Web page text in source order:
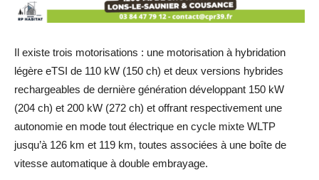
Il existe trois motorisations : une motorisation à hybridation
légère eTSI de 110 kW (150 ch) et deux versions hybrides
rechargeables de dernière génération développant 150 kW
(204 ch) et 200 kW (272 ch) et offrant respectivement une
autonomie en mode tout électrique en cycle mixte WLTP
jusqu’à 126 km et 119 km, toutes associées à une boîte de
vitesse automatique à double embrayage.